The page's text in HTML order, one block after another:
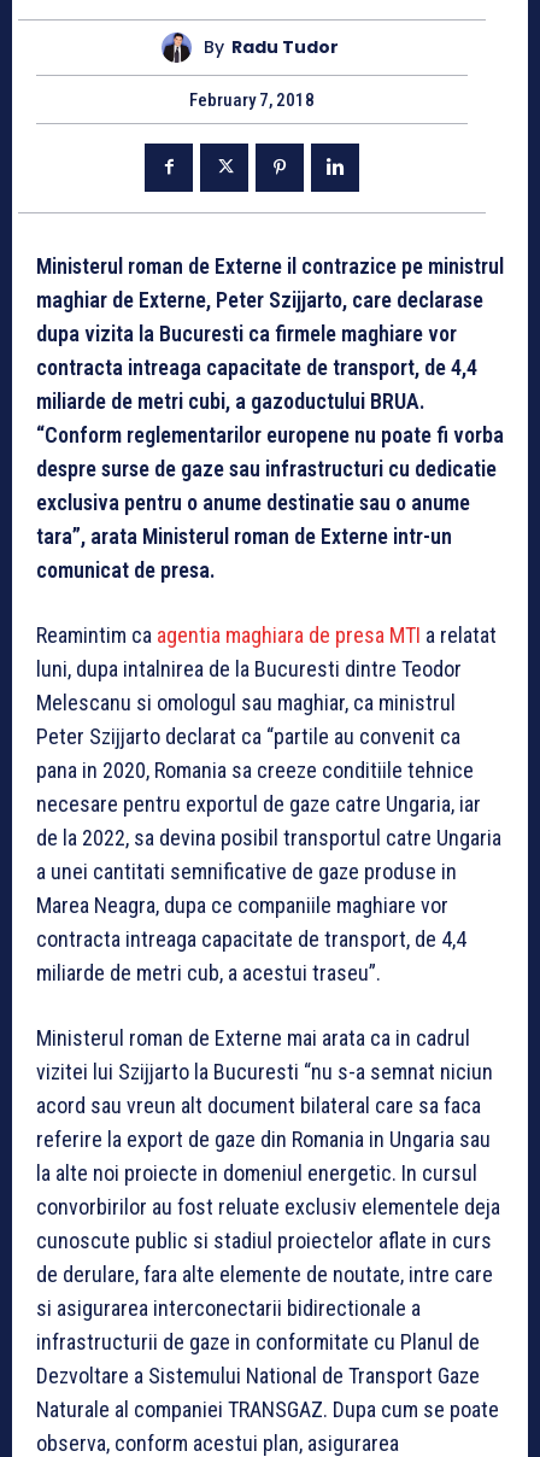
By Radu Tudor
February 7, 2018
Ministerul roman de Externe il contrazice pe ministrul
maghiar de Externe, Peter Szijjarto, care declarase
dupa vizita la Bucuresti ca firmele maghiare vor
contracta intreaga capacitate de transport, de 4,4
miliarde de metri cubi, a gazoductului BRUA.
“Conform reglementarilor europene nu poate fi vorba
despre surse de gaze sau infrastructuri cu dedicatie
exclusiva pentru o anume destinatie sau o anume
tara”, arata Ministerul roman de Externe intr-un
comunicat de presa.
Reamintim ca agentia maghiara de presa MTI a relatat
luni, dupa intalnirea de la Bucuresti dintre Teodor
Melescanu si omologul sau maghiar, ca ministrul
Peter Szijjarto declarat ca “partile au convenit ca
pana in 2020, Romania sa creeze conditiile tehnice
necesare pentru exportul de gaze catre Ungaria, iar
de la 2022, sa devina posibil transportul catre Ungaria
a unei cantitati semnificative de gaze produse in
Marea Neagra, dupa ce companiile maghiare vor
contracta intreaga capacitate de transport, de 4,4
miliarde de metri cub, a acestui traseu”.
Ministerul roman de Externe mai arata ca in cadrul
vizitei lui Szijjarto la Bucuresti “nu s-a semnat niciun
acord sau vreun alt document bilateral care sa faca
referire la export de gaze din Romania in Ungaria sau
la alte noi proiecte in domeniul energetic. In cursul
convorbirilor au fost reluate exclusiv elementele deja
cunoscute public si stadiul proiectelor aflate in curs
de derulare, fara alte elemente de noutate, intre care
si asigurarea interconectarii bidirectionale a
infrastructurii de gaze in conformitate cu Planul de
Dezvoltare a Sistemului National de Transport Gaze
Naturale al companiei TRANSGAZ. Dupa cum se poate
observa, conform acestui plan, asigurarea